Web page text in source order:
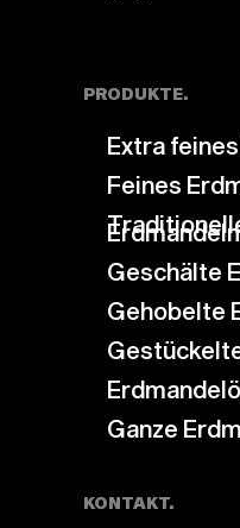
PRODUKTE.
Extra
Feines
Geschälte
Gehobelte
Ganze
KONTAKT.